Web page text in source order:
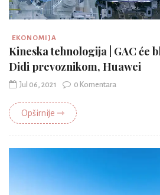
EKONOMIJA
Kineska tehnologija | GAC će
Didi prevoznikom, Huawei
Jul 06, 2021 0 Komentara
Opširnije ⇾